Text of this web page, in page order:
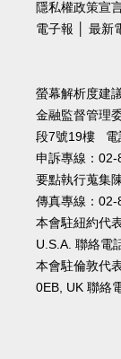
隱私權政策宣
電子報
最新
螢幕解析度建
金融監督管理
段7號19樓 電
申訴專線：
要點執行蒐集
傳真專線：
本會駐紐約代
U.S.A. 聯絡電
本會駐倫敦代
0EB, UK 聯絡